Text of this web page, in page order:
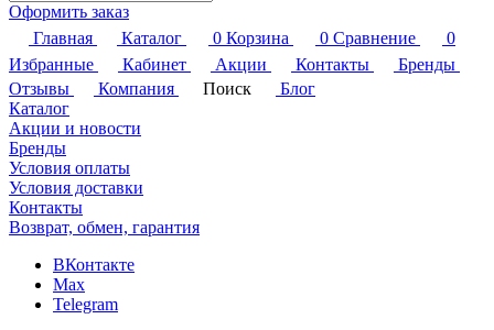
Оформить заказ
Главная
Каталог 0 Корзина 0 Сравнение
0
Избранные
Кабинет Акции Контакты
Бренды
Отзывы
Компания Поиск
Блог
Каталог
Акции и новости
Бренды
Условия оплаты
Условия доставки
Контакты
Возврат, обмен, гарантия
ВКонтакте
Max
Telegram